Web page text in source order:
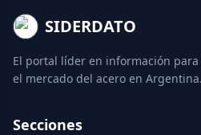
SIDERDATO
El portal líder en información
el mercado del acero en Argentina.
Secciones